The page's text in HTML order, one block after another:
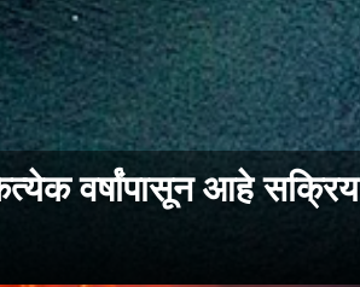
वर्षांपासून आहे सक्रिय